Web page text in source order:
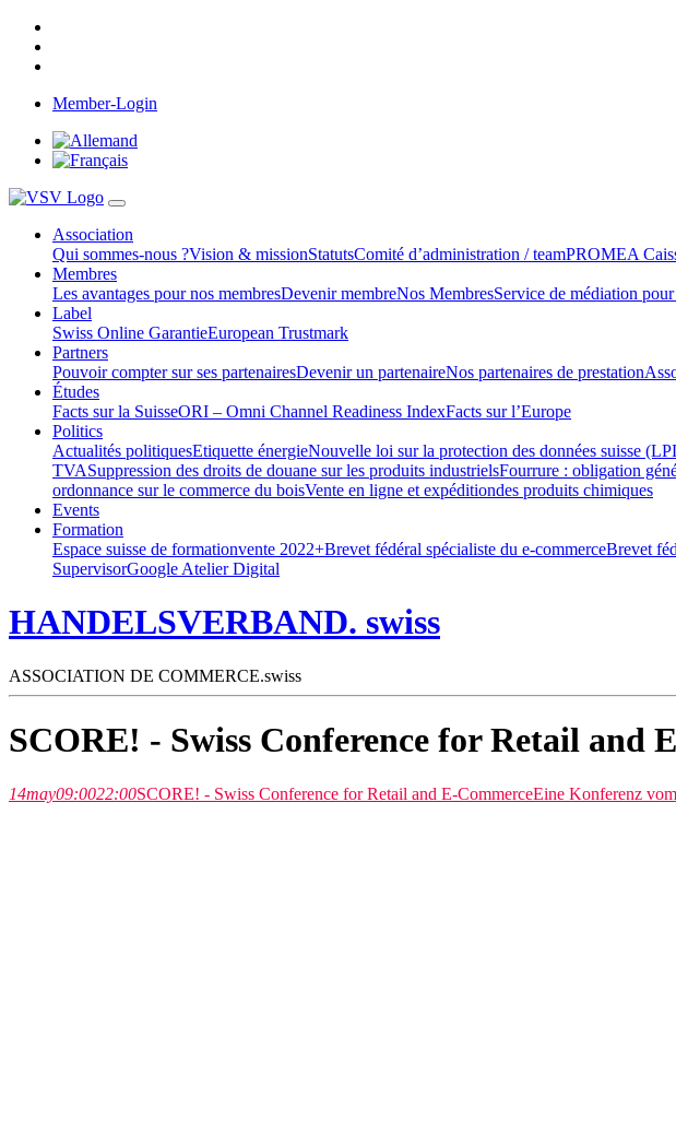
Member-Login
Association
Qui sommes-nous ?Vision & missionStatutsComité d’administration / teamPROMEA
Membres
Les avantages pour nos membresDevenir membreNos MembresService de médiation
Label
Swiss Online GarantieEuropean Trustmark
Partners
Pouvoir compter sur ses partenairesDevenir un partenaireNos partenaires de prestation
Études
Facts sur la SuisseORI – Omni Channel Readiness IndexFacts sur l’Europe
Politics
Actualités politiquesEtiquette énergieNouvelle loi sur la protection des données suisse
TVASuppression des droits de douane sur les produits industrielsFourrure : obligation
ordonnance sur le commerce du boisVente en ligne et expéditiondes produits chimiques
Events
Formation
Espace suisse de formationvente 2022+Brevet fédéral spécialiste du e-commerceBrevet
SupervisorGoogle Atelier Digital
HANDELSVERBAND. swiss
ASSOCIATION DE COMMERCE.swiss
SCORE! - Swiss Conference for Retail and
14may09:0022:00SCORE! - Swiss Conference for Retail and E-CommerceEine Konferenz